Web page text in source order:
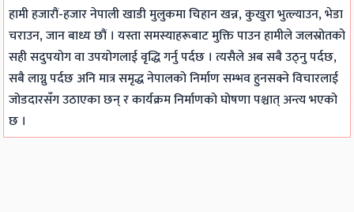
हामी हजारौं-हजार नेपाली खाडी मुलुकमा चिहान खन्न, कुखुरा भुत्ल्याउन, भेडा
चराउन, जान बाध्य छौं । यस्ता समस्याहरूबाट मुक्ति पाउन हामीले जलस्रोतको
सही सदुपयोग वा उपयोगलाई वृद्धि गर्नु पर्दछ । त्यसैले अब सबै उठ्नु पर्दछ,
सबै लाग्नु पर्दछ अनि मात्र समृद्ध नेपालको निर्माण सम्भव हुनसक्ने विचारलाई
जोडदारसँग उठाएका छन् र कार्यक्रम निर्माणको घोषणा पश्चात् अन्त्य भएको
छ ।
|
N
o
t
e
o
l
u
t
i
,
P
D
F
&
o
t
e
s
,
t
e
s
,
S